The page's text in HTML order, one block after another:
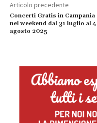
Articolo precedente
Concerti Gratis in Campania
nel weekend dal 31 luglio al 4
agosto 2025